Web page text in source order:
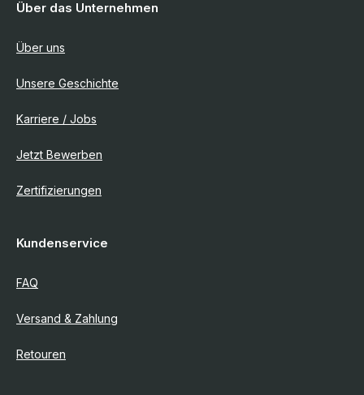
Über das Unternehmen
Über uns
Unsere Geschichte
Karriere / Jobs
Jetzt Bewerben
Zertifizierungen
Kundenservice
FAQ
Versand & Zahlung
Retouren